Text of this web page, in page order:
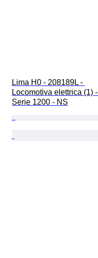
Lima H0 - 208189L -
Locomotiva elettrica (1) -
Serie 1200 - NS